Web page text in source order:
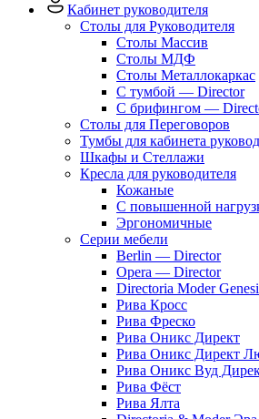
Кабинет руководителя
Столы для Руководителя
Столы Массив
Столы МДФ
Столы Металлокаркас
С тумбой — Director
C брифингом —
Столы для Переговоров
Тумбы для кабинета
Шкафы и Стеллажи
Кресла для руководителя
Кожаные
С повышенной
Эргономичные
Серии мебели
Berlin — Director
Opera — Director
Directoria Moder
Рива Кросс
Рива Фреско
Рива Оникс Директ
Рива Оникс Директ
Рива Оникс Вуд
Рива Фёст
Рива Ялта